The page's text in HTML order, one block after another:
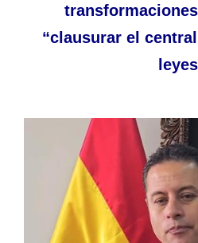
“clausurar el
leyes